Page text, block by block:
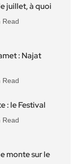
juillet, à quoi
Read
: Najat
Read
: le Festival
Read
monte sur le